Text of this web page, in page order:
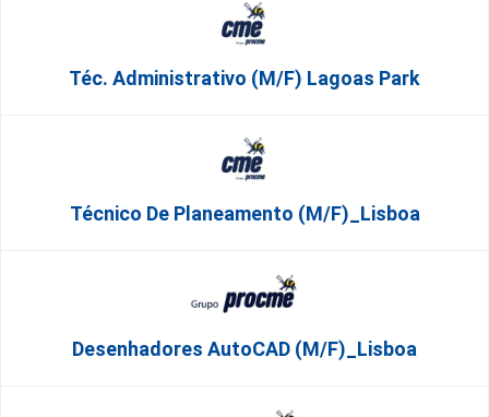
Téc. Administrativo (m/f) Lagoas Park
Técnico De Planeamento (m/f)_Lisboa
Desenhadores AutoCAD (m/f)_Lisboa